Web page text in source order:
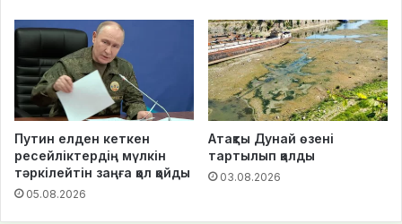
Путин елден кеткен
ресейліктердің мүлкін
тәркілейтін заңға қол қойды
05.08.2026
Атақты Дунай өзені
тартылып қалды
03.08.2026